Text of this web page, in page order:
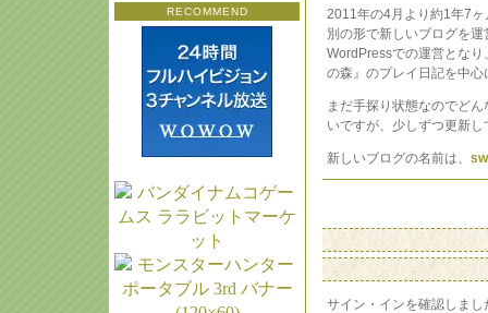
RECOMMEND
2011年の4月より約1年7
別の形で新しいブログを
WordPressでの運営とな
の森』のプレイ日記を中
まだ手探り状態なのでど
いですが、少しずつ更新
新しいブログの名前は、
サイン・インを確認しま